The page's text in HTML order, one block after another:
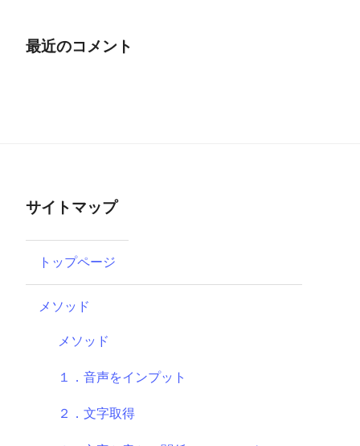
最近のコメント
サイトマップ
トップページ
メソッド
メソッド
１．音声をインプット
２．文字取得